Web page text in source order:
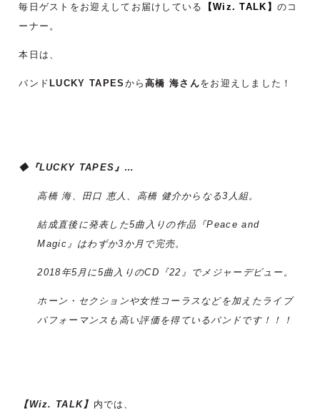
毎日ゲストをお迎えしてお届けしている 【Wiz. TALK】 のコ
ーナー。
本日は、
バンド LUCKY TAPES から高橋 海さんをお迎えしました！
◆『LUCKY TAPES』…
高橋 海、田口 恵人、高橋 健介からなる3人組。
結成直後に発表した5曲入りの作品『Peace and
Magic』はわずか3か月で完売。
2018年5月に5曲入りのCD『22』でメジャーデビュー。
ホーン・セクションや女性コーラスなどを加えたライブ
パフォーマンスも高い評価を得ているバンドです！！！
【Wiz. TALK】 内では、